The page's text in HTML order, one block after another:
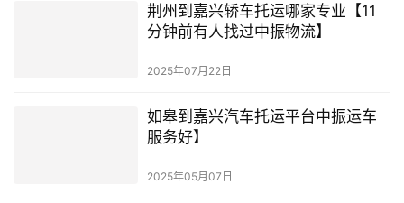
荆州到嘉兴轿车托运哪家专业【11
分钟前有人找过中振物流】
2025年07月22日
如皋到嘉兴汽车托运平台中振运车
服务好】
2025年05月07日